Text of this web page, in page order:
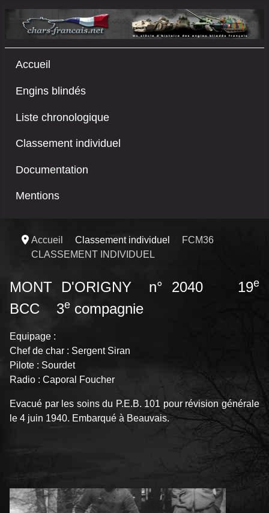
Accueil
Engins blindés
Liste chronologique
Classement individuel
Documentation
Mentions
Accueil Classement individuel
FCM36
CLASSEMENT INDIVIDUEL
MONT D'ORIGNY n° 2040 19e
BCC 3e compagnie
Equipage :
Chef de char : Sergent Siran
Pilote : Sourdet
Radio : Caporal Foucher
Evacué par les soins du P.E.B. 101 pour révision générale
le 4 juin 1940. Embarqué à Beauvais.